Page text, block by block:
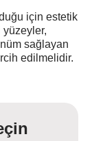
için estetik
yüzeyler,
sağlayan
edilmelidir.